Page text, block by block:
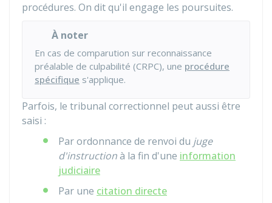
procédures. On dit qu'il engage les poursuites.
À noter
En cas de comparution sur reconnaissance
préalable de culpabilité (CRPC), une procédure
spécifique s'applique.
Parfois, le tribunal correctionnel peut aussi être
saisi :
Par ordonnance de renvoi du juge
d'instructionà la fin d'une information
judiciaire
Par une citation directe